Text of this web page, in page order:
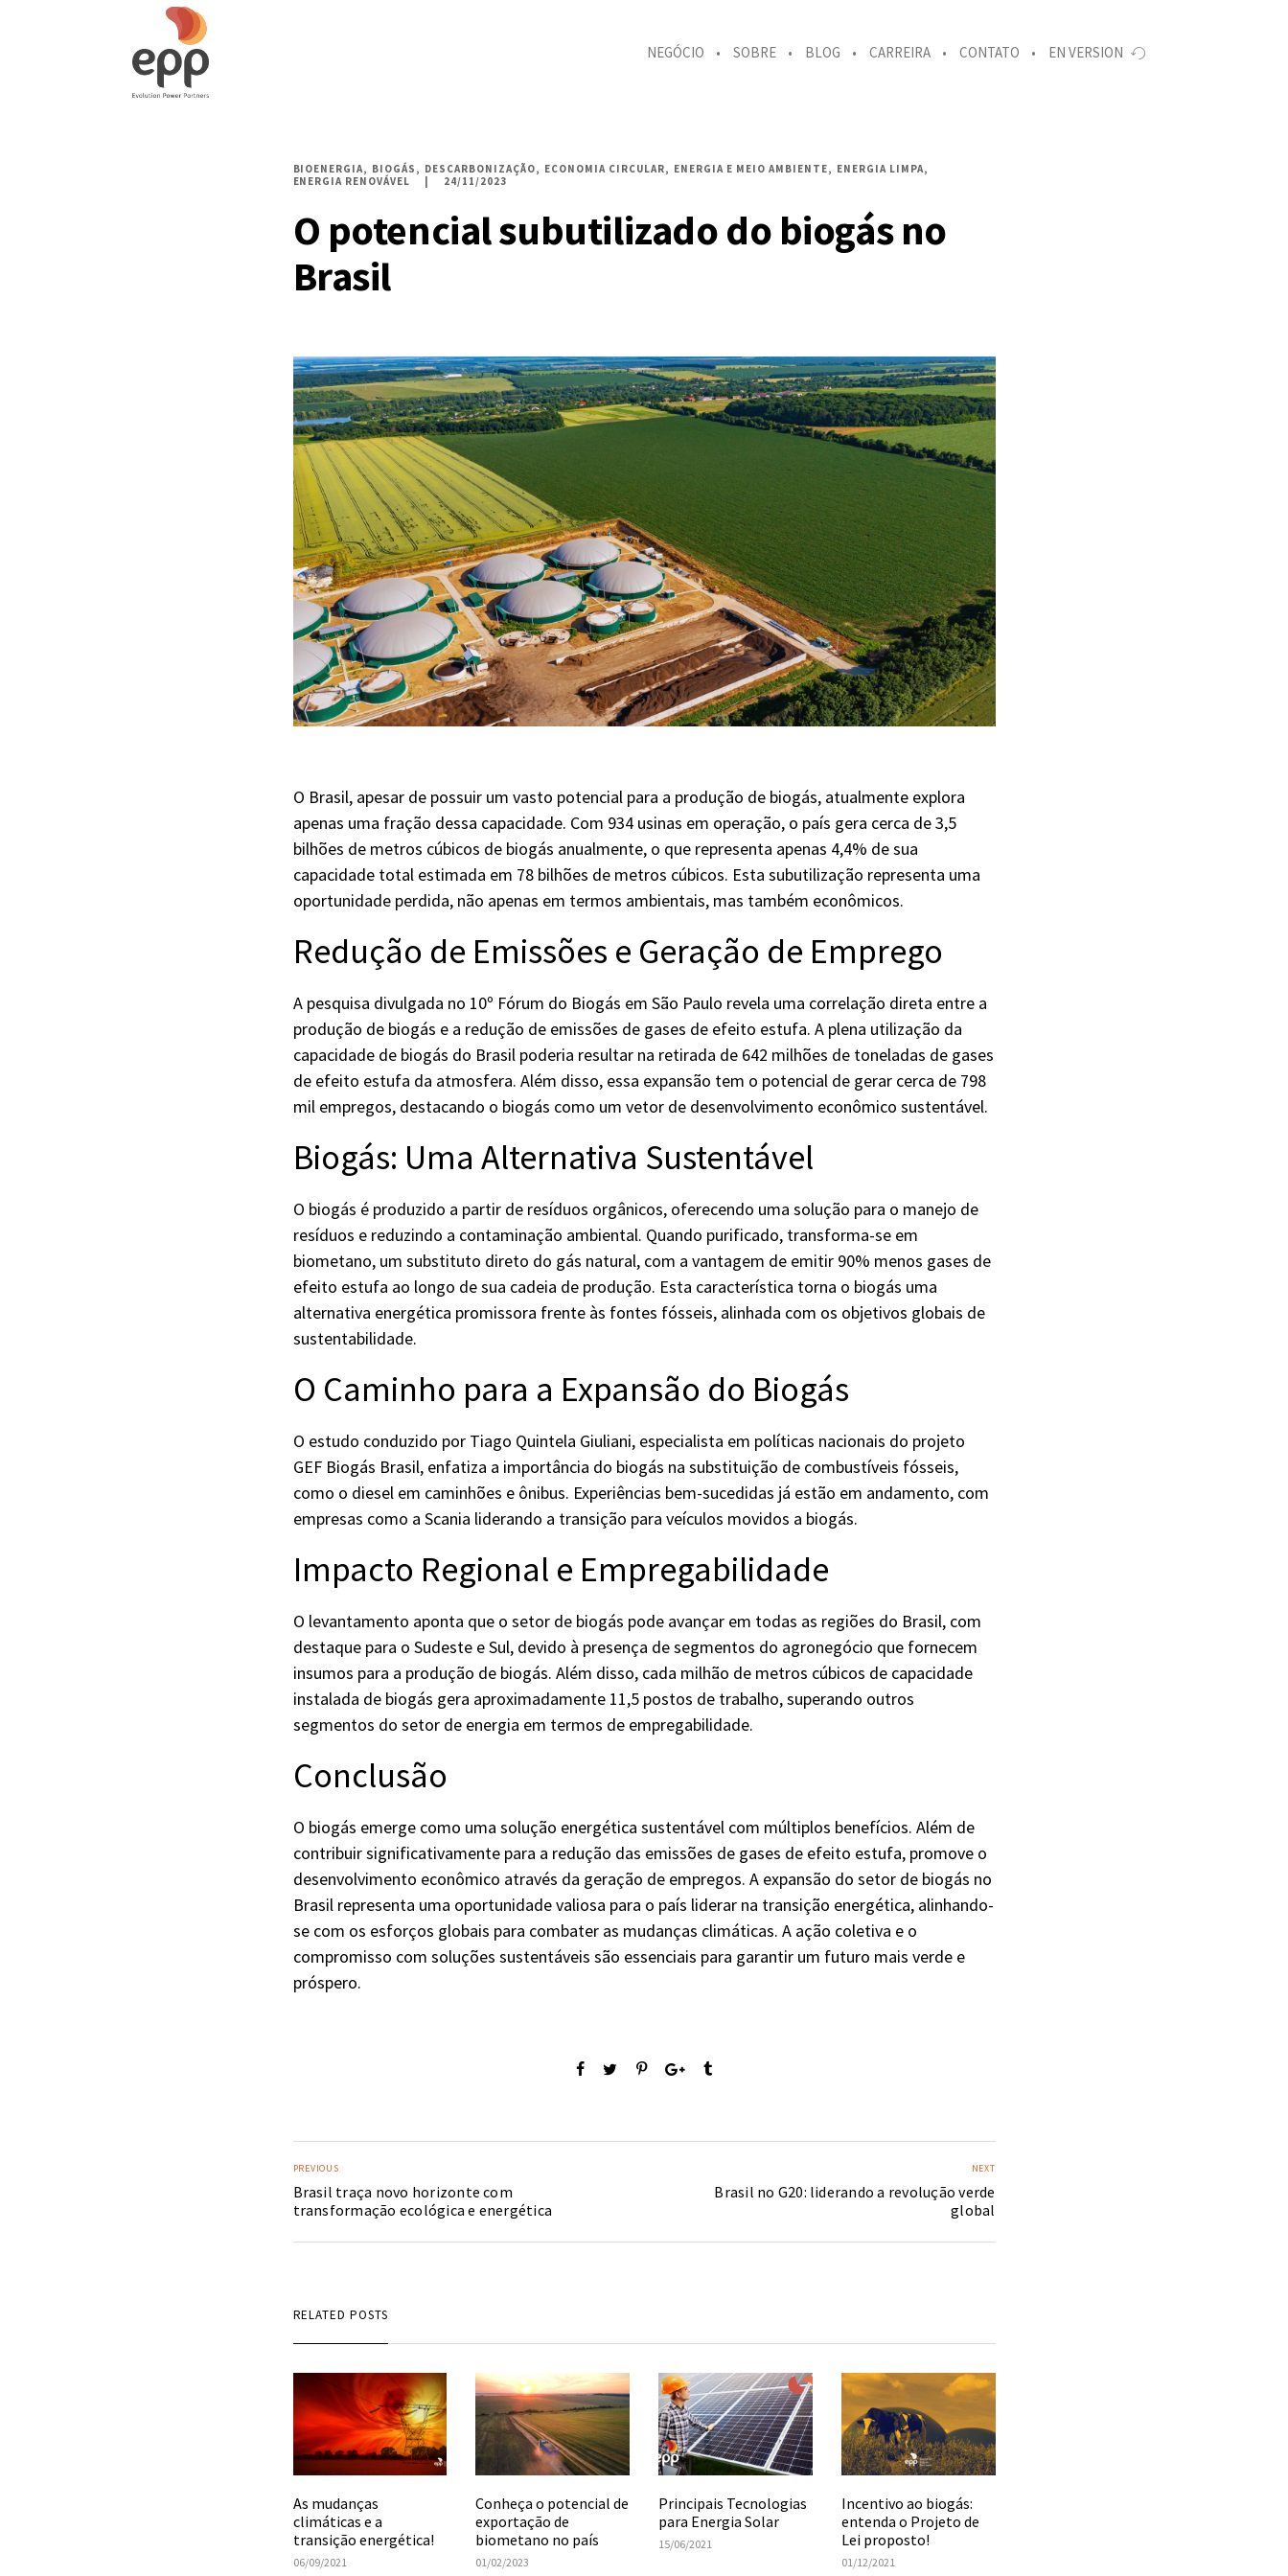
NEGÓCIO SOBRE BLOG CARREIRA CONTATO EN VERSION
BIOENERGIA BIOGÁS DESCARBONIZAÇÃO ECONOMIA CIRCULAR ENERGIA E MEIO AMBIENTE
ENERGIA LIMPA
ENERGIA RENOVÁVEL
24/11/2023
O potencial subutilizado do biogás no
Brasil
O Brasil, apesar de possuir um vasto potencial para a produção de biogás, atualmente explora
apenas uma fração dessa capacidade. Com 934 usinas em operação, o país gera cerca de 3,5
bilhões de metros cúbicos de biogás anualmente, o que representa apenas 4,4% de sua
capacidade total estimada em 78 bilhões de metros cúbicos. Esta subutilização representa uma
oportunidade perdida, não apenas em termos ambientais, mas também econômicos.
Redução de Emissões e Geração de Emprego
A pesquisa divulgada no 10º Fórum do Biogás em São Paulo revela uma correlação direta entre a
produção de biogás e a redução de emissões de gases de efeito estufa. A plena utilização da
capacidade de biogás do Brasil poderia resultar na retirada de 642 milhões de toneladas de gases
de efeito estufa da atmosfera. Além disso, essa expansão tem o potencial de gerar cerca de 798
mil empregos, destacando o biogás como um vetor de desenvolvimento econômico sustentável.
Biogás: Uma Alternativa Sustentável
O biogás é produzido a partir de resíduos orgânicos, oferecendo uma solução para o manejo de
resíduos e reduzindo a contaminação ambiental. Quando purificado, transforma-se em
biometano, um substituto direto do gás natural, com a vantagem de emitir 90% menos gases de
efeito estufa ao longo de sua cadeia de produção. Esta característica torna o biogás uma
alternativa energética promissora frente às fontes fósseis, alinhada com os objetivos globais de
sustentabilidade.
O Caminho para a Expansão do Biogás
O estudo conduzido por Tiago Quintela Giuliani, especialista em políticas nacionais do projeto
GEF Biogás Brasil, enfatiza a importância do biogás na substituição de combustíveis fósseis,
como o diesel em caminhões e ônibus. Experiências bem-sucedidas já estão em andamento, com
empresas como a Scania liderando a transição para veículos movidos a biogás.
Impacto Regional e Empregabilidade
O levantamento aponta que o setor de biogás pode avançar em todas as regiões do Brasil, com
destaque para o Sudeste e Sul, devido à presença de segmentos do agronegócio que fornecem
insumos para a produção de biogás. Além disso, cada milhão de metros cúbicos de capacidade
instalada de biogás gera aproximadamente 11,5 postos de trabalho, superando outros
segmentos do setor de energia em termos de empregabilidade.
Conclusão
O biogás emerge como uma solução energética sustentável com múltiplos benefícios. Além de
contribuir significativamente para a redução das emissões de gases de efeito estufa, promove o
desenvolvimento econômico através da geração de empregos. A expansão do setor de biogás no
Brasil representa uma oportunidade valiosa para o país liderar na transição energética, alinhando-
se com os esforços globais para combater as mudanças climáticas. A ação coletiva e o
compromisso com soluções sustentáveis são essenciais para garantir um futuro mais verde e
próspero.
PREVIOUS
Brasil traça novo horizonte com
transformação ecológica e energética
NEXT
Brasil no G20: liderando a revolução verde
global
RELATED POSTS
As mudanças
climáticas e a
transição energética!
06/09/2021
Conheça o potencial de
exportação de
biometano no país
01/02/2023
Principais Tecnologias
para Energia Solar
15/06/2021
Incentivo ao biogás:
entenda o Projeto de
Lei proposto!
01/12/2021